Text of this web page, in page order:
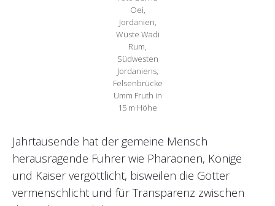
Oei,
Jordanien,
Wüste Wadi
Rum,
Südwesten
Jordaniens,
Felsenbrücke
Umm Fruth in
15 m Höhe
Jahrtausende hat der gemeine Mensch
herausragende Führer wie Pharaonen, Könige
und Kaiser vergöttlicht, bisweilen die Götter
vermenschlicht und für Transparenz zwischen